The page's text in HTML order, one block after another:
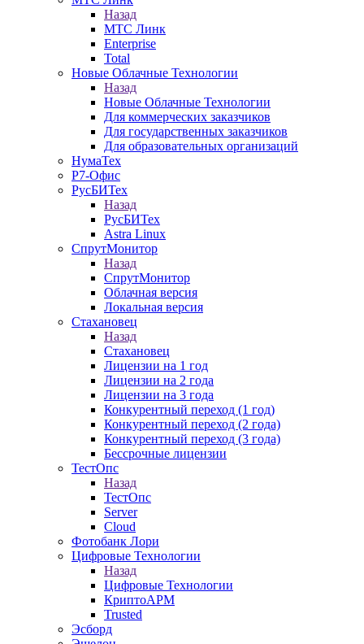
Назад
МТС Линк
Enterprise
Total
Новые Облачные Технологии
Назад
Новые Облачные Технологии
Для коммерческих заказчиков
Для государственных заказчиков
Для образовательных организаций
НумаТех
Р7-Офис
РусБИТех
Назад
РусБИТех
Astra Linux
СпрутМонитор
Назад
СпрутМонитор
Облачная версия
Локальная версия
Стахановец
Назад
Стахановец
Лицензии на 1 год
Лицензии на 2 года
Лицензии на 3 года
Конкурентный переход (1 год)
Конкурентный переход (2 года)
Конкурентный переход (3 года)
Бессрочные лицензии
ТестОпс
Назад
ТестОпс
Server
Cloud
Фотобанк Лори
Цифровые Технологии
Назад
Цифровые Технологии
КриптоАРМ
Trusted
Эсборд